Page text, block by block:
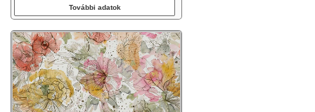
További adatok